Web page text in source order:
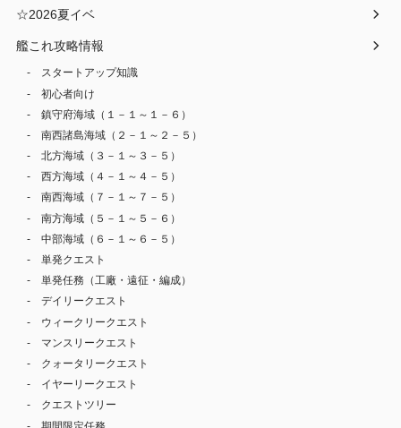
☆2026夏イベ
艦これ攻略情報
スタートアップ知識
初心者向け
鎮守府海域（１－１～１－６）
南西諸島海域（２－１～２－５）
北方海域（３－１～３－５）
西方海域（４－１～４－５）
南西海域（７－１～７－５）
南方海域（５－１～５－６）
中部海域（６－１～６－５）
単発クエスト
単発任務（工廠・遠征・編成）
デイリークエスト
ウィークリークエスト
マンスリークエスト
クォータリークエスト
イヤーリークエスト
クエストツリー